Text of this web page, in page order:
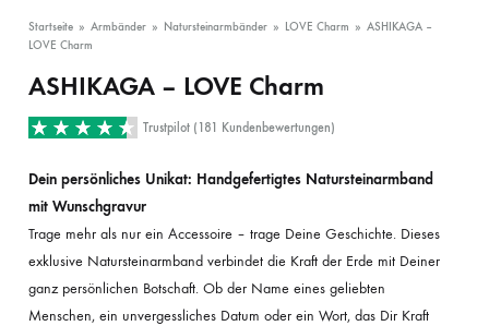
Startseite » Armbänder » Natursteinarmbänder » LOVE Charm » ASHIKAGA –
LOVE Charm
ASHIKAGA – LOVE Charm
Trustpilot (181 Kundenbewertungen)
Dein persönliches Unikat: Handgefertigtes Natursteinarmband
mit Wunschgravur
Trage mehr als nur ein Accessoire – trage Deine Geschichte. Dieses
exklusive Natursteinarmband verbindet die Kraft der Erde mit Deiner
ganz persönlichen Botschaft. Ob der Name eines geliebten
Menschen, ein unvergessliches Datum oder ein Wort, das Dir Kraft